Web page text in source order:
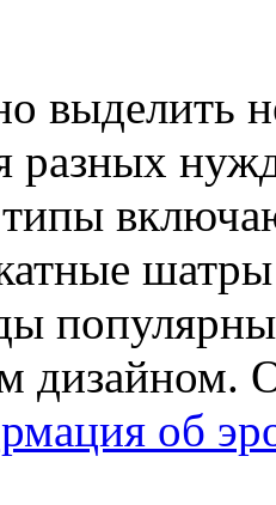
разных
дизайном.
об